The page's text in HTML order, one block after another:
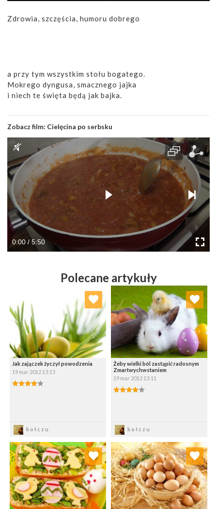
Zdrowia, szczęścia, humoru dobrego
a przy tym wszystkim stołu bogatego.
Mokrego dyngusa, smacznego jajka
i niech te święta będą jak bajka.
Zobacz film: Cielęcina po serbsku
0:00 / 5:50
Polecane artykuły
Jak zajączek życzył powodzenia
19 mar 2012 13:15
4.00/5
kołczu
Dodaj do ulubionych
Wybierz listę:
Żeby wielki ból zastąpić radosnym
Zmartwychwstaniem
19 mar 2012 13:11
4.00/5
kołczu
Dodaj do ulubionych
Wybierz listę:
Dodaj do ulubionych
Wybierz listę:
Dodaj do ulubionych
Wybierz listę: